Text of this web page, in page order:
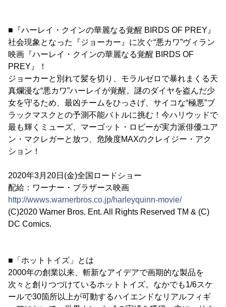
■『ハーレイ・クインの華麗なる覚醒 BIRDS OF PREY』
社会現象となった『ジョーカー』に次ぐ“悪カワ”ヴィラン
映画『ハーレイ・クインの華麗なる覚醒 BIRDS OF
PREY』！
ジョーカーと別れて髪を切り、モラルゼロで暴れまくる天
真爛漫な“悪カワ”ハーレイが覚醒。謎のダイヤを盗んだ少
女を守るため、最凶チームをひっさげ、サイコな“極悪”ブ
ラックマスクとの予測不能バトルに挑む！今ハリウッドで
最も輝くミューズ、マーゴット・ロビーが実力派俳優ユア
ン・マクレガーと放つ、危険度MAXのクレイジー・アク
ション！
2020年3月20日(金)全国ロードショー
配給：ワーナー・ブラザース映画
http://wwws.warnerbros.co.jp/harleyquinn-movie/
(C)2020 Warner Bros. Ent. All Rights Reserved TM & (C)
DC Comics.
■「ホットトイズ」とは
2000年の創業以来、斬新なアイデアで画期的な製品を
次々と創りつづけているホットトイズ。なかでも1/6スケ
ールで30箇所以上が可動するハイエンドなリアルフィギ